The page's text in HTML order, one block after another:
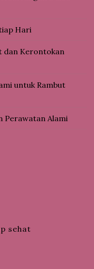
Hari
dan Kerontokan
untuk Rambut
Perawatan Alami
sehat